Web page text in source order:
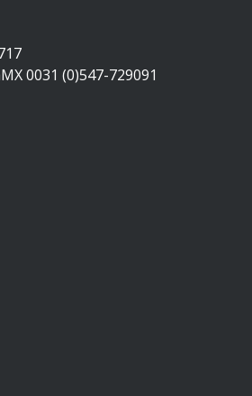
0031 (0)547-729091